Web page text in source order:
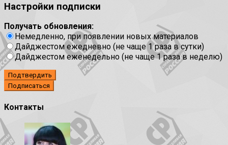
Настройки подписки
Получать обновления:
Немедленно, при появлении новых материалов
Дайджестом ежедневно (не чаще 1 раза в сутки)
Дайджестом еженедельно (не чаще 1 раза в неделю)
Подтвердить
Контакты